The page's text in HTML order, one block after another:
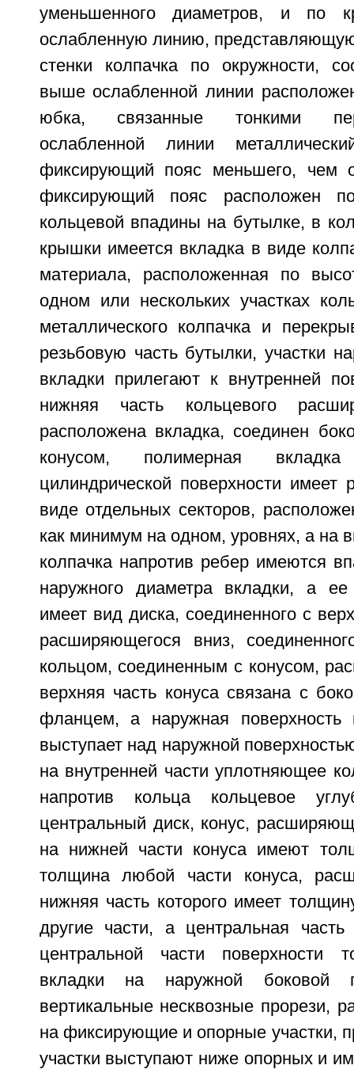
уменьшенного диаметров, и по
ослабленную линию,
стенки колпачка по окружности,
выше ослабленной линии
юбка, связанные тонкими
ослабленной линии
фиксирующий пояс меньшего, чем
фиксирующий пояс расположен
кольцевой впадины на бутылке, в
крышки имеется вкладка в виде
материала, расположенная по
одном или нескольких участках
металлического колпачка и
резьбовую часть бутылки, участки
вкладки прилегают к внутренней
нижняя часть кольцевого
расположена вкладка, соединен
конусом, полимерная
цилиндрической поверхности
виде отдельных секторов,
как минимум на одном, уровнях, а на
колпачка напротив ребер имеются
наружного диаметра вкладки, а ее
имеет вид диска, соединенного с
расширяющегося вниз,
кольцом, соединенным с конусом,
верхняя часть конуса связана с
фланцем, а наружная поверхность
выступает над наружной
на внутренней части уплотняющее
напротив кольца кольцевое
центральный диск, конус,
на нижней части конуса имеют
толщина любой части конуса,
нижняя часть которого имеет
другие части, а центральная
центральной части поверхности
вкладки на наружной боковой
вертикальные несквозные прорези,
на фиксирующие и опорные участки,
участки выступают ниже опорных и